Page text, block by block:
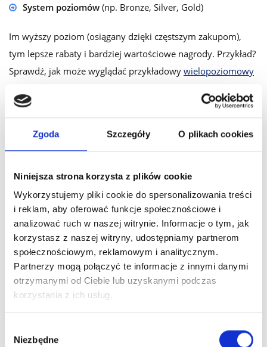
Zgoda Szczegóły O plikach cookies
Niniejsza strona korzysta z plików cookie
Wykorzystujemy pliki cookie do spersonalizowania treści
i reklam, aby oferować funkcje społecznościowe i
analizować ruch w naszej witrynie. Informacje o tym, jak
korzystasz z naszej witryny, udostępniamy partnerom
społecznościowym, reklamowym i analitycznym.
Partnerzy mogą połączyć te informacje z innymi danymi
otrzymanymi od Ciebie lub uzyskanymi podczas
korzystania z ich usług.
zgody
Niezbędne
System poziomów (np. Bronze, Silver, Gold)
Im wyższy poziom (osiągany dzięki częstszym zakupom),
tym lepsze rabaty i bardziej wartościowe nagrody. Przykład?
Sprawdź, jak może wyglądać przykładowy wielopoziomowy
Rankingi aktywności
logowania w aplikacji.
8. Personalizacja ofert